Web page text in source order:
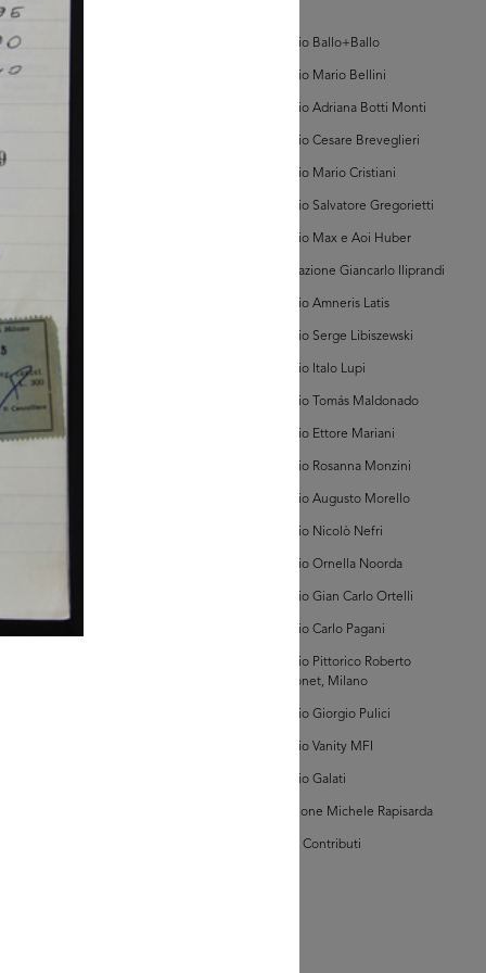
PDF
della Camera
Milano
Archivio Ballo+Ballo
Archivio Mario Bellini
Archivio Adriana Botti Monti
Archivio Cesare Breveglieri
Archivio Mario Cristiani
Archivio Salvatore Gregorietti
Archivio Max e Aoi Huber
Associazione Giancarlo Iliprandi
Archivio Amneris Latis
Archivio Serge Libiszewski
Archivio Italo Lupi
Archivio Tomás Maldonado
Archivio Ettore Mariani
Archivio Rosanna Monzini
Archivio Augusto Morello
Archivio Nicolò Nefri
Archivio Ornella Noorda
Archivio Gian Carlo Ortelli
Archivio Carlo Pagani
Archivio Pittorico Roberto
Sambonet, Milano
Archivio Giorgio Pulici
Archivio Vanity MFI
Archivio Galati
Collezione Michele Rapisarda
I Vostri Contributi